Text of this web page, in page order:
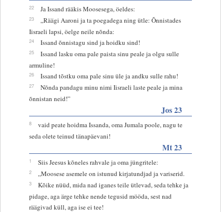
22 Ja Issand rääkis Moosesega, öeldes:
23
„Räägi Aaroni ja ta poegadega ning ütle: Õnnistades
Iisraeli lapsi, öelge neile nõnda:
24 Issand õnnistagu sind ja hoidku sind!
25
Issand lasku oma pale paista sinu peale ja olgu sulle
armuline!
26 Issand tõstku oma pale sinu üle ja andku sulle rahu!
27
Nõnda pandagu minu nimi Iisraeli laste peale ja mina
õnnistan neid!”
Jos 23
8
vaid peate hoidma Issanda, oma Jumala poole, nagu te
seda olete teinud tänapäevani!
Mt 23
1 Siis Jeesus kõneles rahvale ja oma jüngritele:
2 „Moosese asemele on istunud kirjatundjad ja variserid.
3
Kõike nüüd, mida nad iganes teile ütlevad, seda tehke ja
pidage, aga ärge tehke nende tegusid mööda, sest nad
räägivad küll, aga ise ei tee!